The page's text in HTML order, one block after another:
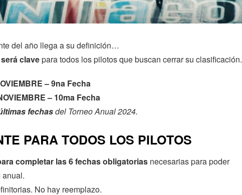
del año llega a su definición…
clavepara todos los pilotos que buscan cerrar su clasificación.
– 9na Fecha
– 10ma Fecha
fechasdel Torneo Anual 2024.
PARA TODOS LOS PILOTOS
completar las 6 fechas obligatorias necesarias para poder
No hay reemplazo.